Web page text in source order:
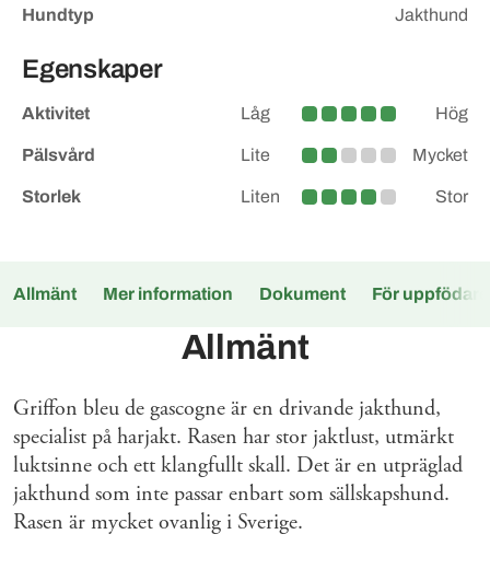
Hundtyp Jakthund
Egenskaper
Aktivitet Låg
Hög
Hög
Pälsvård Lite
Lite större
Mycket
Storlek Liten
Medelstor
Stor
Allmänt Mer information Dokument För uppfödare
Allmänt
Griffon bleu de gascogne är en drivande jakthund,
specialist på harjakt. Rasen har stor jaktlust, utmärkt
luktsinne och ett klangfullt skall. Det är en utpräglad
jakthund som inte passar enbart som sällskapshund.
Rasen är mycket ovanlig i Sverige.